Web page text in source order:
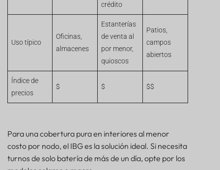
crédito
Uso típico
Oficinas,
almacenes
Estanterías
de venta al
por menor,
quioscos
Patios,
campos
abiertos
Índice de
precios
$ $ $$
Para una cobertura pura en interiores al menor
costo por nodo, el IBG es la solución ideal. Si necesita
turnos de solo batería de más de un día, opte por los